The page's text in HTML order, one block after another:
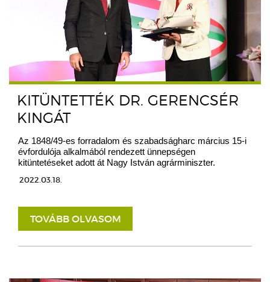
KITÜNTETTÉK DR. GERENCSÉR
KINGÁT
Az 1848/49-es forradalom és szabadságharc március 15-i
évfordulója alkalmából rendezett ünnepségen
kitüntetéseket adott át Nagy István agrárminiszter.
2022.03.18.
TOVÁBB OLVASOM